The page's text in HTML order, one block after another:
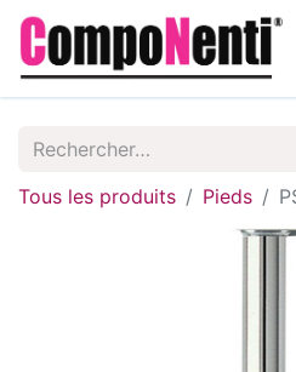
Tous les produits Pieds